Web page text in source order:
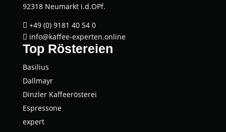
92318 Neumarkt i.d.OPf.
 +49 (0) 9181 40 54 0
 info@kaffee-experten.online
Top Röstereien
Basi­li­us
Dall­mayr
Dinz­ler Kaffeerösterei
Espres­so­ne
expert